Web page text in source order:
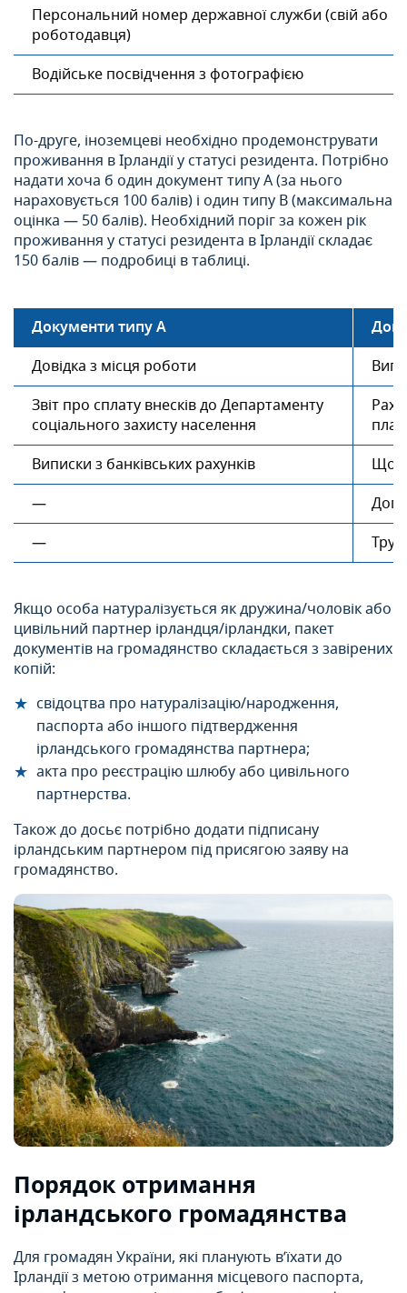
Персональний номер державної служби (свій або
роботодавця)
Водійське посвідчення з фотографією
По-друге, іноземцеві необхідно продемонструвати
проживання в Ірландії у статусі резидента. Потрібно
надати хоча б один документ типу А (за нього
нараховується 100 балів) і один типу В (максимальна
оцінка — 50 балів). Необхідний поріг за кожен рік
проживання у статусі резидента в Ірландії складає
150 балів — подробиці в таблиці.
Документи типу A
Довідка з місця роботи
Звіт про сплату внесків до Департаменту
соціального захисту населення
Виписки з банківських рахунків
—
—
Якщо особа натуралізується як дружина/чоловік або
цивільний партнер ірландця/ірландки, пакет
документів на громадянство складається з завірених
копій:
свідоцтва про натуралізацію/народження,
паспорта або іншого підтвердження
ірландського громадянства партнера;
акта про реєстрацію шлюбу або цивільного
партнерства.
Також до досьє потрібно додати підписану
ірландським партнером під присягою заяву на
громадянство.
Порядок отримання
ірландського громадянства
Для громадян України, які планують в’їхати до
Ірландії з метою отримання місцевого паспорта,